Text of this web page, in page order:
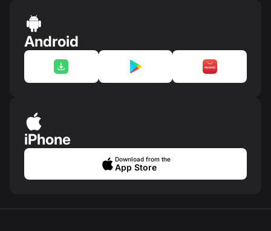
Android
iPhone
Download from the
App Store